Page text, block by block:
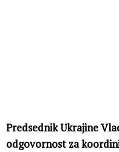
Predsednik Ukrajine
odgovornost za